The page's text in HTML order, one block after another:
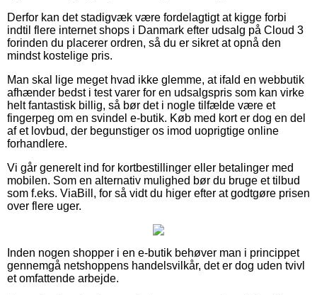
Derfor kan det stadigvæk være fordelagtigt at kigge forbi
indtil flere internet shops i Danmark efter udsalg på Cloud 3
forinden du placerer ordren, så du er sikret at opnå den
mindst kostelige pris.
Man skal lige meget hvad ikke glemme, at ifald en webbutik
afhænder bedst i test varer for en udsalgspris som kan virke
helt fantastisk billig, så bør det i nogle tilfælde være et
fingerpeg om en svindel e-butik. Køb med kort er dog en del
af et lovbud, der begunstiger os imod uoprigtige online
forhandlere.
Vi går generelt ind for kortbestillinger eller betalinger med
mobilen. Som en alternativ mulighed bør du bruge et tilbud
som f.eks. ViaBill, for så vidt du higer efter at godtgøre prisen
over flere uger.
Inden nogen shopper i en e-butik behøver man i princippet
gennemgå netshoppens handelsvilkår, det er dog uden tvivl
et omfattende arbejde.